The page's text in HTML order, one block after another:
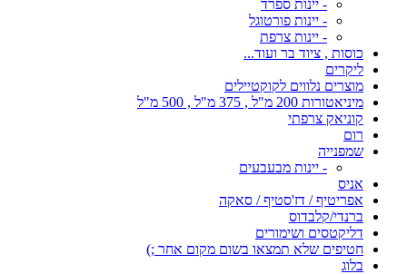
- יינות ספרד
- יינות פורטוגל
- יינות צרפת
כוסות , ציוד בר ועוד...
ליקרים
מוצרים נלווים לקוקטיילים
מיניאטורות 200 מ"ל , 375 מ"ל , 500 מ"ל
קוניאק צרפתי
רום
שמפנייה
- יינות מבעבעים
אניס
אפריטיף / דז'סטיף / סאקה
ברנדי/קלבדוס
דליקטסים ושימורים
חטיפים שלא תמצאו בשום מקום אחר ;)
בלוג